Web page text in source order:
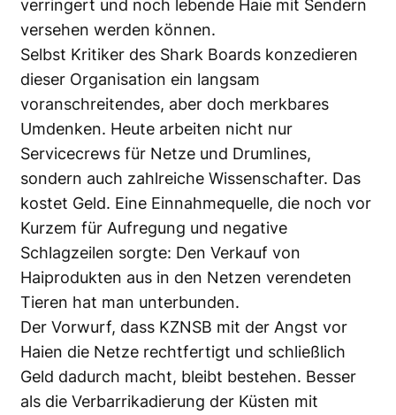
verringert und noch lebende Haie mit Sendern
versehen werden können.
Selbst Kritiker des Shark Boards konzedieren
dieser Organisation ein langsam
voranschreitendes, aber doch merkbares
Umdenken. Heute arbeiten nicht nur
Servicecrews für Netze und Drumlines,
sondern auch zahlreiche Wissenschafter. Das
kostet Geld. Eine Einnahmequelle, die noch vor
Kurzem für Aufregung und negative
Schlagzeilen sorgte: Den Verkauf von
Haiprodukten aus in den Netzen verendeten
Tieren hat man unterbunden.
Der Vorwurf, dass KZNSB mit der Angst vor
Haien die Netze rechtfertigt und schließlich
Geld dadurch macht, bleibt bestehen. Besser
als die Verbarrikadierung der Küsten mit